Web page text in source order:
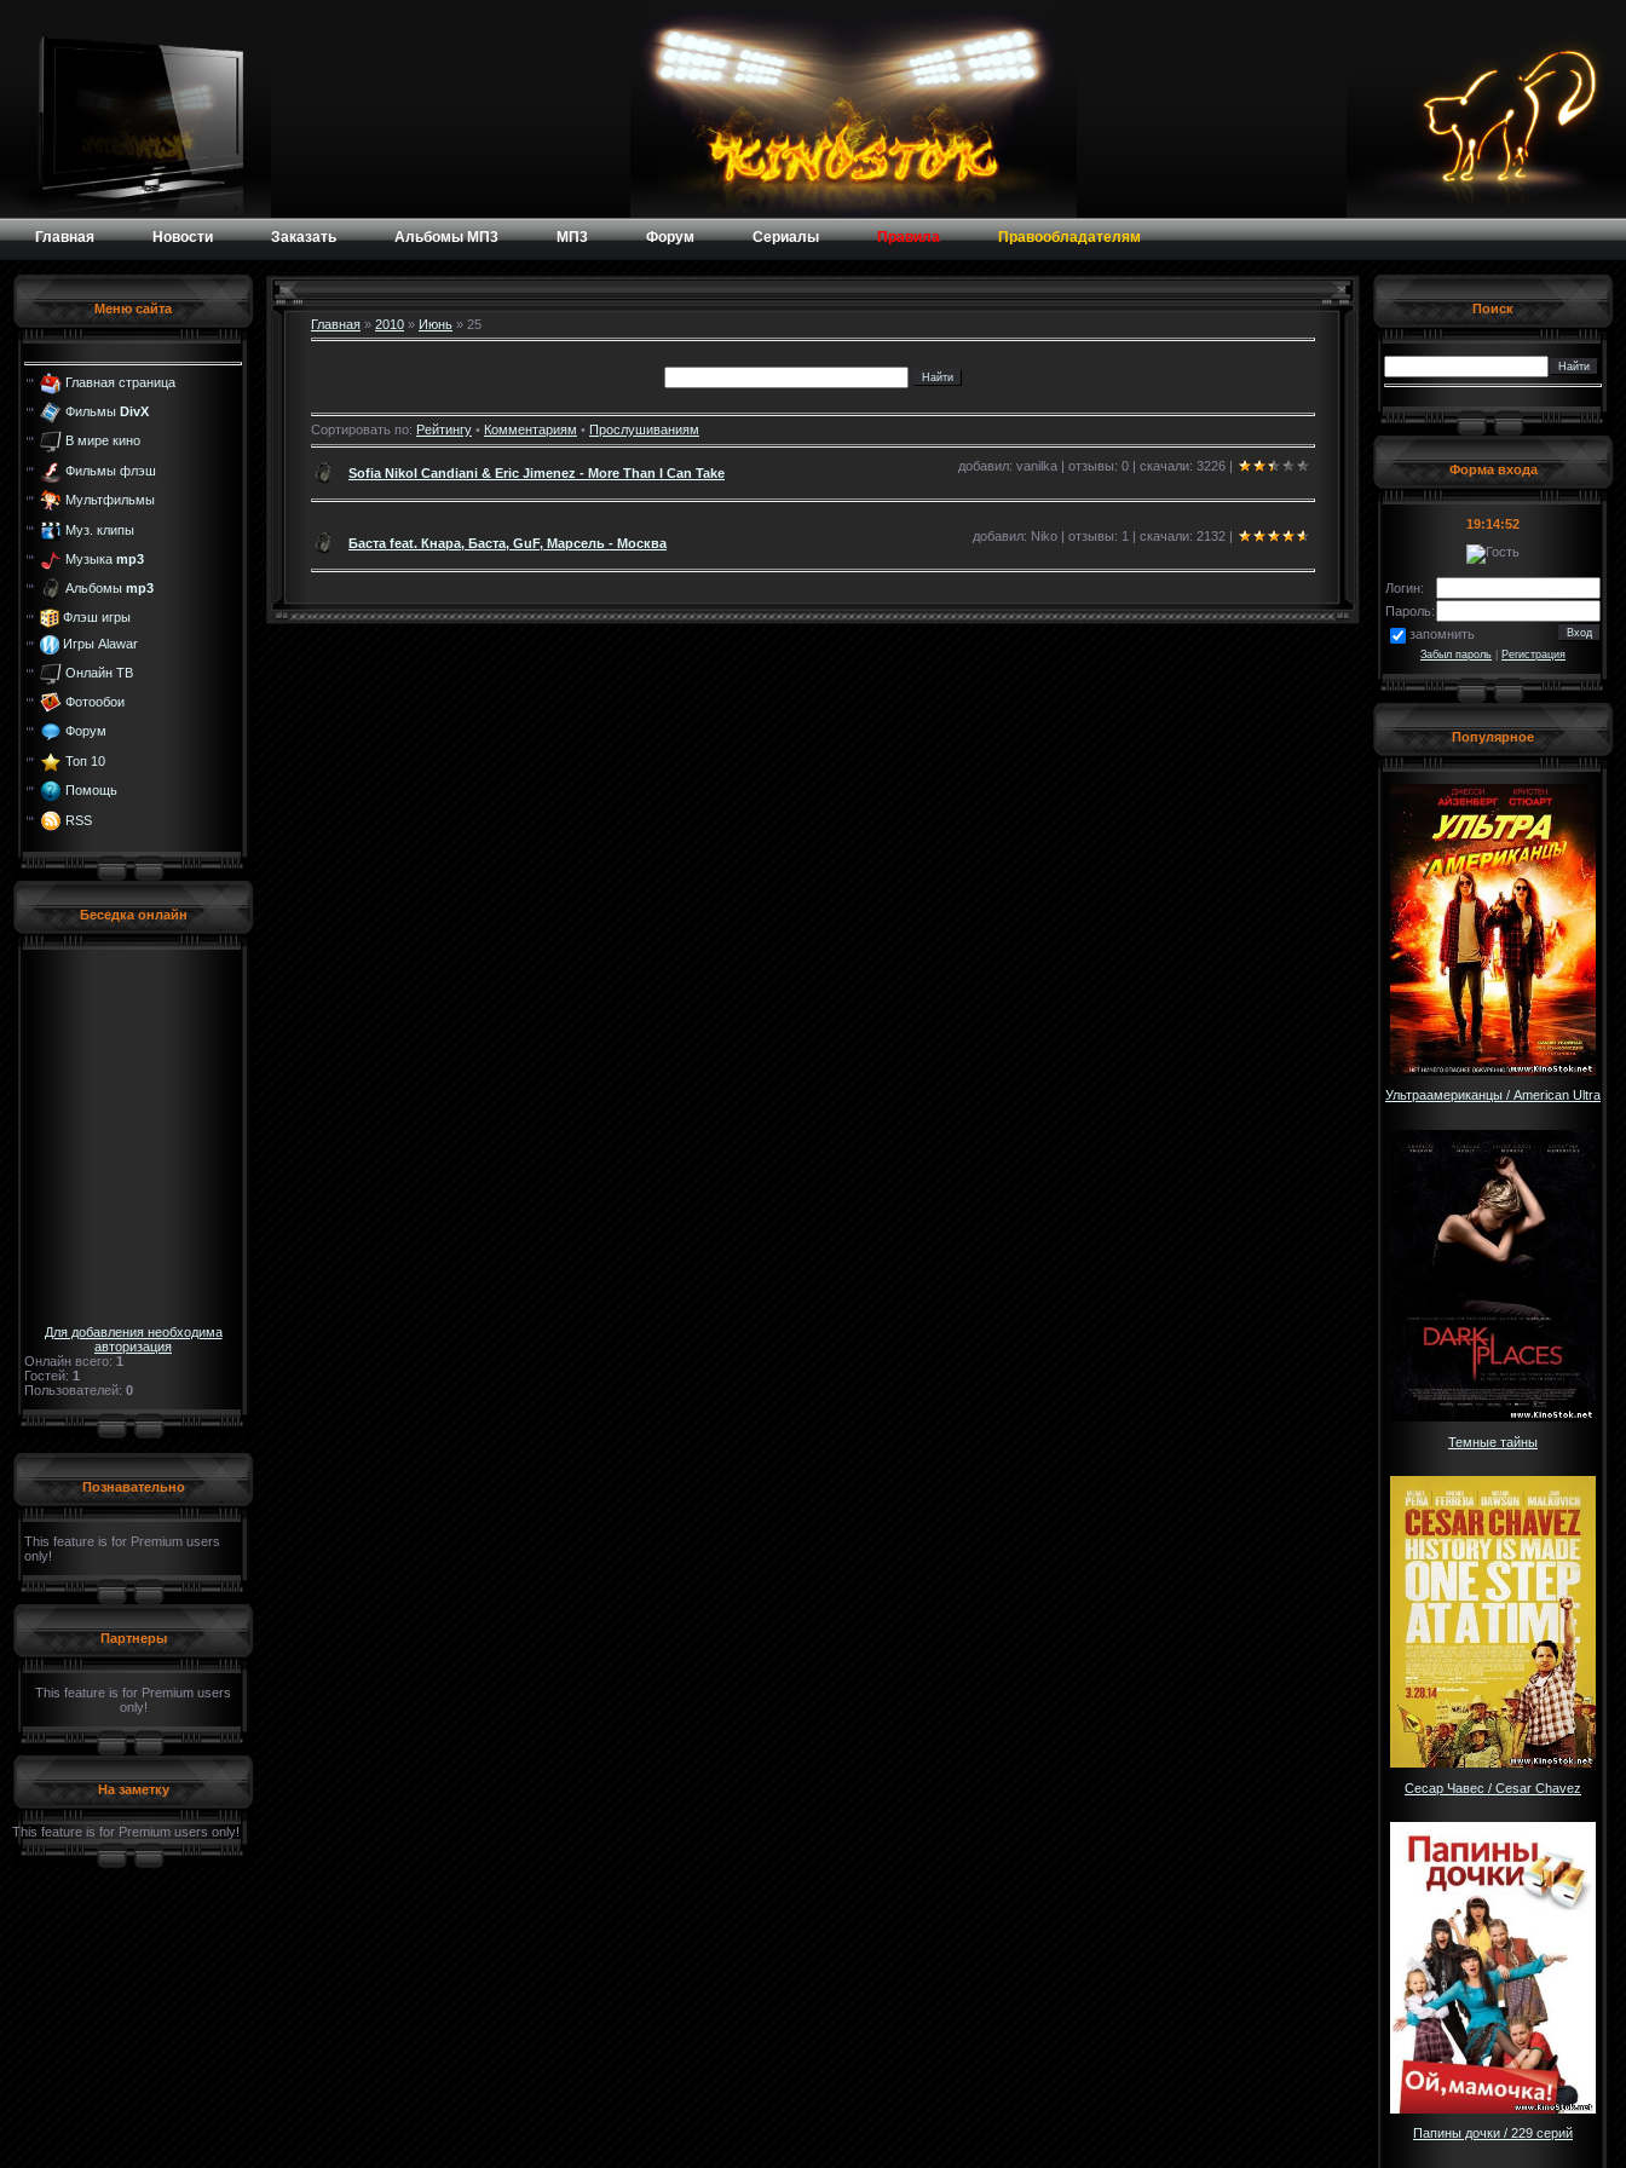
Главная Новости Заказать Альбомы МП3 МП3 Форум Сериалы Правила Правообладателям
Меню сайта
Главная страница
Фильмы DivX
В мире кино
Фильмы флэш
Мультфильмы
Муз. клипы
Музыка mp3
Альбомы mp3
Флэш игры
Игры Alawar
Онлайн ТВ
Фотообои
Форум
Топ 10
Помощь
RSS
Беседка онлайн
Для добавления необходима
авторизация
Онлайн всего: 1
Гостей: 1
Пользователей: 0
Познавательно
This feature is for Premium users
only!
Партнеры
This feature is for Premium users
only!
На заметку
This feature is for Premium users only!
Главная » 2010 » Июнь » 25
Сортировать по: Рейтингу • Комментариям • Прослушиваниям
Sofia Nikol Candiani & Eric Jimenez - More Than I Can Take добавил: vanilka | отзывы: 0 | скачали: 3226 |
Баста feat. Кнара, Баста, GuF, Марсель - Москва добавил: Niko | отзывы: 1 | скачали: 2132 |
Поиск
Форма входа
19:14:52
Логин:
Пароль:
запомнить
Забыл пароль Регистрация
Популярное
Ультраамериканцы / American Ultra
Темные тайны
Сесар Чавес / Cesar Chavez
Папины дочки / 229 серий